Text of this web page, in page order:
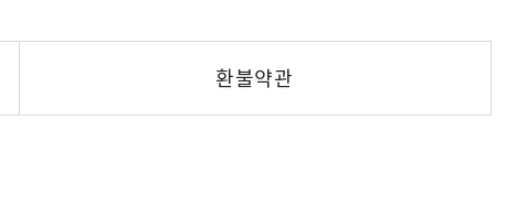
환불약관